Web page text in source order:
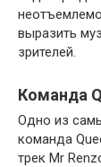
выразить
зрителей.
Команда
Одно из
команда
трек Mr